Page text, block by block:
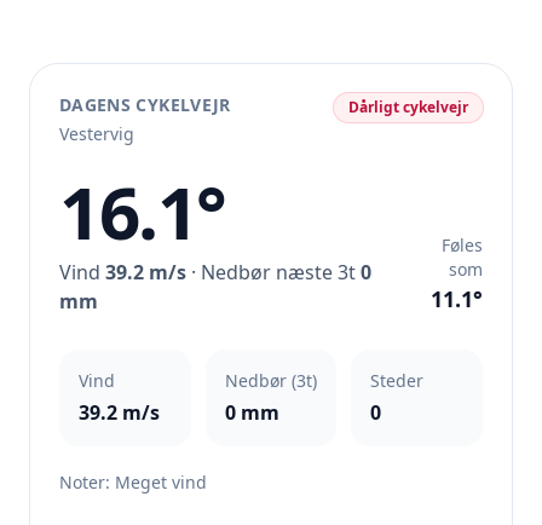
DAGENS CYKELVEJR
Vestervig
Dårligt cykelvejr
16.1°
Vind 39.2 m/s · Nedbør næste 3t0
mm
Føles
som
11.1°
Vind
39.2 m/s
Nedbør (3t)
0 mm
Steder
0
Noter: Meget vind